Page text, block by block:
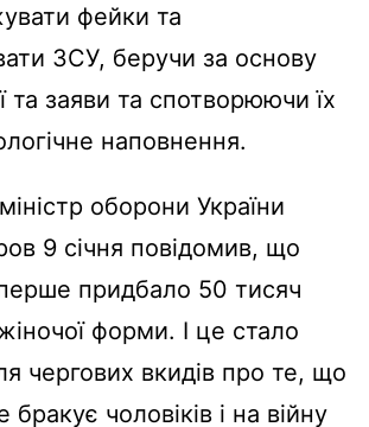
фейки та
ЗСУ, беручи за основу
та заяви та спотворюючи їх
наповнення.
оборони України
9 січня повідомив, що
придбало 50 тисяч
форми. І це стало
чергових вкидів про те, що
бракує чоловіків і на війну